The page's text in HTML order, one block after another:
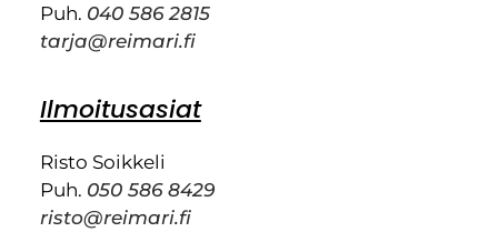
Puh. 040 586 2815
tarja@reimari.fi
Ilmoitusasiat
Risto Soikkeli
Puh. 050 586 8429
risto@reimari.fi